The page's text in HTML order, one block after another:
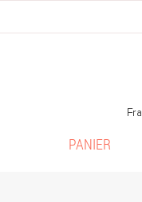
PANIER